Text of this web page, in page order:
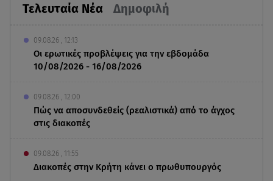
Τελευταία Νέα Δημοφιλή
09.08.26 , 12:13
Οι ερωτικές προβλέψεις για την εβδομάδα
10/08/2026 - 16/08/2026
09.08.26 , 12:00
Πώς να αποσυνδεθείς (ρεαλιστικά) από το άγχος
στις διακοπές
09.08.26 , 11:55
Διακοπές στην Κρήτη κάνει ο πρωθυπουργός